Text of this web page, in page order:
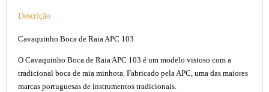
Descrição
Cavaquinho Boca de Raia APC 103
O Cavaquinho Boca de Raia APC 103 é um modelo vistoso com a
tradicional boca de raia minhota. Fabricado pela APC, uma das maiores
marcas portuguesas de instrumentos tradicionais.